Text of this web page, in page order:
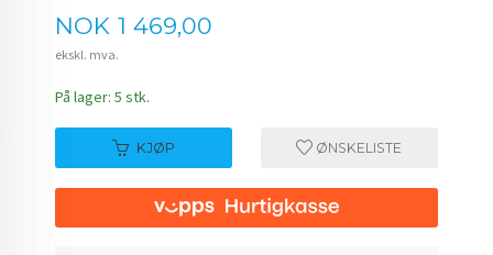
Pris
NOK 1 469,00
ekskl. mva.
På lager: 5 stk.
KJØP ØNSKELISTE